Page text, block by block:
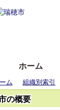
ホーム
ム 組織別索引
の概要